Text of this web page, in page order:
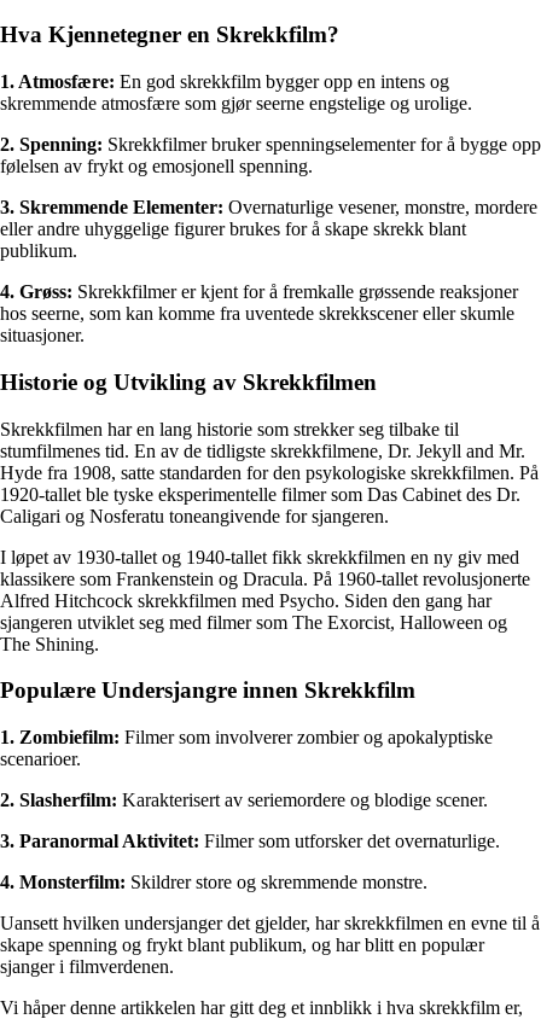
Hva Kjennetegner en Skrekkfilm?
1. Atmosfære: En god skrekkfilm bygger opp en intens og
skremmende atmosfære som gjør seerne engstelige og urolige.
2. Spenning: Skrekkfilmer bruker spenningselementer for å bygge opp
følelsen av frykt og emosjonell spenning.
3. Skremmende Elementer: Overnaturlige vesener, monstre, mordere
eller andre uhyggelige figurer brukes for å skape skrekk blant
publikum.
4. Grøss: Skrekkfilmer er kjent for å fremkalle grøssende reaksjoner
hos seerne, som kan komme fra uventede skrekkscener eller skumle
situasjoner.
Historie og Utvikling av Skrekkfilmen
Skrekkfilmen har en lang historie som strekker seg tilbake til
stumfilmenes tid. En av de tidligste skrekkfilmene, Dr. Jekyll and Mr.
Hyde fra 1908, satte standarden for den psykologiske skrekkfilmen. På
1920-tallet ble tyske eksperimentelle filmer som Das Cabinet des Dr.
Caligari og Nosferatu toneangivende for sjangeren.
I løpet av 1930-tallet og 1940-tallet fikk skrekkfilmen en ny giv med
klassikere som Frankenstein og Dracula. På 1960-tallet revolusjonerte
Alfred Hitchcock skrekkfilmen med Psycho. Siden den gang har
sjangeren utviklet seg med filmer som The Exorcist, Halloween og
The Shining.
Populære Undersjangre innen Skrekkfilm
1. Zombiefilm: Filmer som involverer zombier og apokalyptiske
scenarioer.
2. Slasherfilm: Karakterisert av seriemordere og blodige scener.
3. Paranormal Aktivitet: Filmer som utforsker det overnaturlige.
4. Monsterfilm: Skildrer store og skremmende monstre.
Uansett hvilken undersjanger det gjelder, har skrekkfilmen en evne til å
skape spenning og frykt blant publikum, og har blitt en populær
sjanger i filmverdenen.
Vi håper denne artikkelen har gitt deg et innblikk i hva skrekkfilm er,